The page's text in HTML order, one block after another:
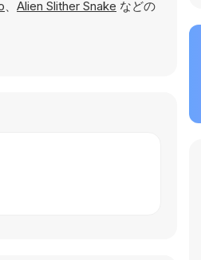
、 Alien Slither Snake などの